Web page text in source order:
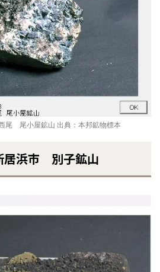
尾 尾小屋鉱山 出典：本邦鉱物標本
浜市 別子鉱山